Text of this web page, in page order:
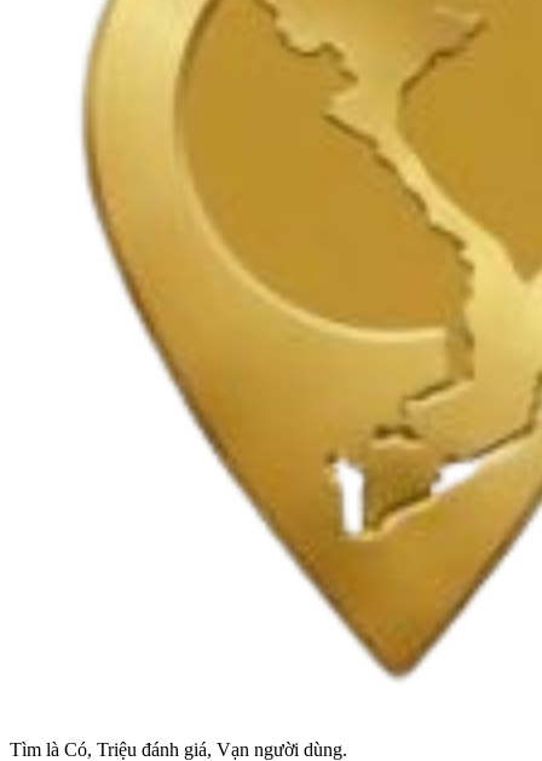
Tìm là Có, Triệu đánh giá, Vạn người dùng.